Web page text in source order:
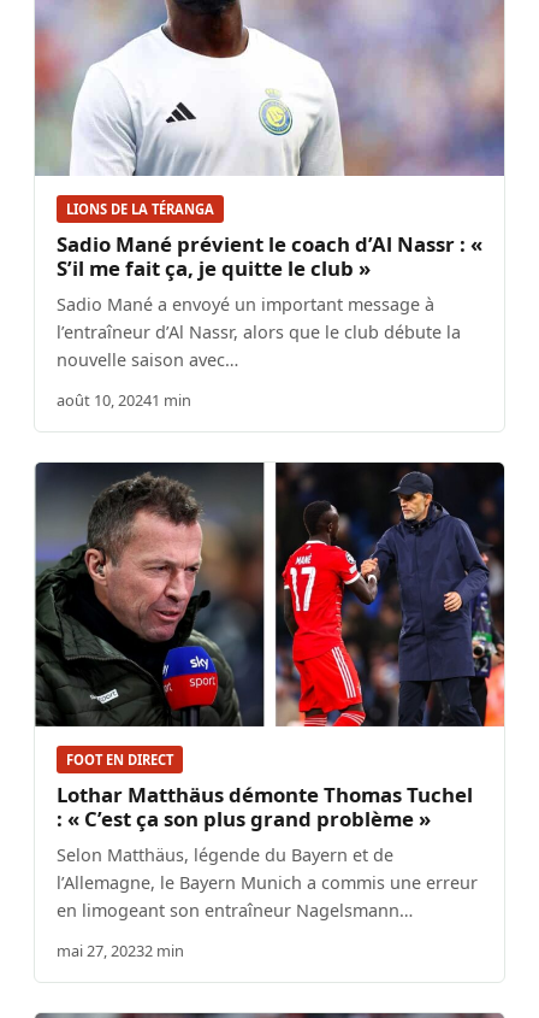
LIONS DE LA TÉRANGA
Sadio Mané prévient le coach d’Al Nassr : «
S’il me fait ça, je quitte le club »
Sadio Mané a envoyé un important message à
l’entraîneur d’Al Nassr, alors que le club débute la
nouvelle saison avec…
août 10, 20241 min
FOOT EN DIRECT
Lothar Matthäus démonte Thomas Tuchel
: « C’est ça son plus grand problème »
Selon Matthäus, légende du Bayern et de
l’Allemagne, le Bayern Munich a commis une erreur
en limogeant son entraîneur Nagelsmann…
mai 27, 20232 min